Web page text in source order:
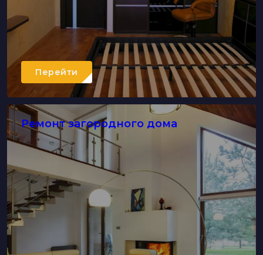
Перейти
Ремонт загородного дома